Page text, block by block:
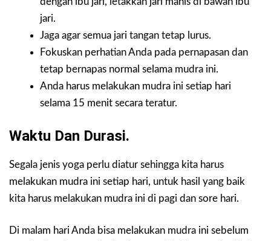
jari.
Jaga agar semua jari tangan tetap lurus.
Fokuskan perhatian Anda pada pernapasan dan
tetap bernapas normal selama mudra ini.
Anda harus melakukan mudra ini setiap hari
selama 15 menit secara teratur.
Waktu Dan Durasi.
Segala jenis yoga perlu diatur sehingga kita harus
melakukan mudra ini setiap hari, untuk hasil yang baik
kita harus melakukan mudra ini di pagi dan sore hari.
Di malam hari Anda bisa melakukan mudra ini sebelum